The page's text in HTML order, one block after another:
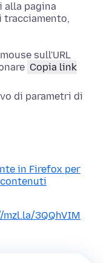
alla pagina
tracciamento,
sull'URL
Copia link
di parametri di
in Firefox per
3QQhVIM